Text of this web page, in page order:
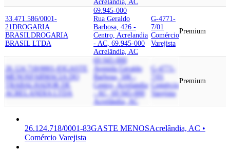
Acrelândia, AC
33.471.586/0001-
21DROGARIA
BRASILDROGARIA
BRASIL LTDA
69.945-000
Rua Geraldo
Barbosa, 426 -
Centro, Acrelandia
- AC, 69.945-000
Acrelândia, AC
G-4771-
7/01
Comércio
Varejista
Premium
26.124.718/0001-83GASTE
MENOS
FARMACIA DO
TRABALHADOR DE
ACRELANDIA LTDA
69.945-000
Avenida Geraldo
Barbosa, 506 -
Centro, Acrelandia
- AC, 69.945-000
Acrelândia, AC
G-4771-
Comércio
Varejista
Premium
26.124.718/0001-83GASTE MENOSAcrelândia, AC •
Comércio Varejista